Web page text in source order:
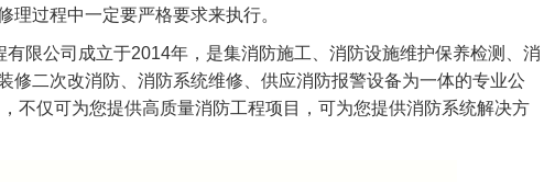
理过程中一定要严格要求来执行。
公司成立于2014年，是集消防施工、消防设施维护保养检测、消
修二次改消防、消防系统维修、供应消防报警设备为一体的专业公
不仅可为您提供高质量消防工程项目，可为您提供消防系统解决方